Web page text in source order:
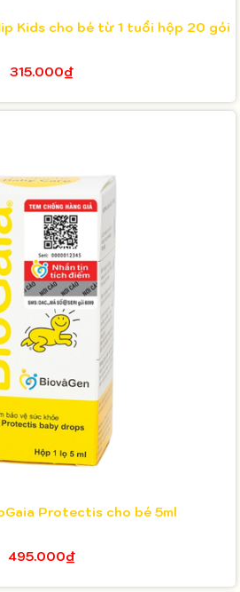
Kids cho bé từ 1 tuổi hộp 20 gói
315.000₫
Protectis cho bé 5ml
495.000₫